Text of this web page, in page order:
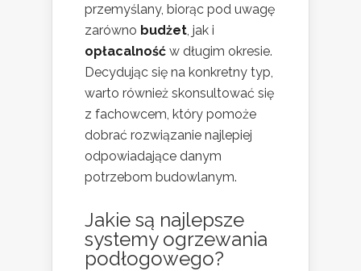
przemyślany, biorąc pod uwagę
zarówno budżet, jak i
opłacalność w długim okresie.
Decydując się na konkretny typ,
warto również skonsultować się
z fachowcem, który pomoże
dobrać rozwiązanie najlepiej
odpowiadające danym
potrzebom budowlanym.
Jakie są najlepsze
systemy ogrzewania
podłogowego?